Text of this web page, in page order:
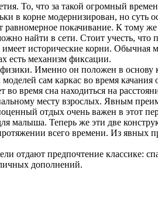
То, что за такой огромный
корне модернизирован, но суть
покачивание. К тому
найти в сети. Стоит учесть, что
исторические корни. Обычная
есть механизм фиксации.
Именно он положен в основу
сам каркас во время качания
время сна находиться на
месту взрослых. Явным
отдых очень важен в этот
малыша. Теперь же эти две
всего времени. Из явных
отдают предпочтение классике:
дополнений.